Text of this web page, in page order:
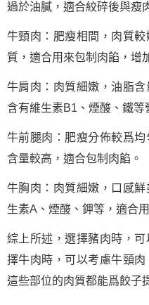
過於油膩，適合絞碎後與瘦
牛頸肉：肥瘦相間，肉質
質，適合用來包制肉餡，增
牛肩肉：肉質細嫩，油脂
含有維生素B1、煙酸、鐵等
牛前腿肉：肥瘦分佈較爲
含量較高，適合包制肉餡。
牛胸肉：肉質細嫩，口感
生素A、煙酸、鉀等，適合
綜上所述，選擇豬肉時，
擇牛肉時，可以考慮牛頸
這些部位的肉質都能爲餃子